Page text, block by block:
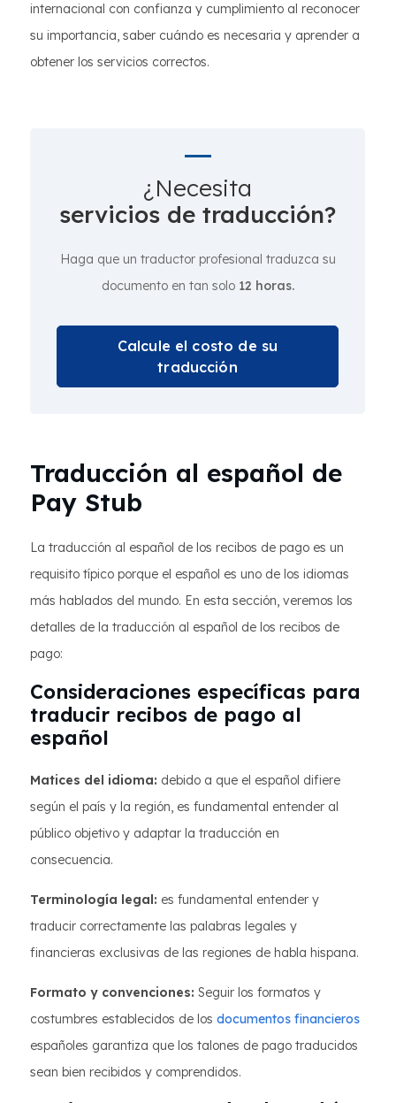
internacional con confianza y cumplimiento al reconocer
su importancia, saber cuándo es necesaria y aprender a
obtener los servicios correctos.
¿Necesita
servicios de traducción?
Haga que un traductor profesional traduzca su
documento en tan solo 12 horas.
Calcule el costo de su
traducción
Traducción al español de
Pay Stub
La traducción al español de los recibos de pago es un
requisito típico porque el español es uno de los idiomas
más hablados del mundo. En esta sección, veremos los
detalles de la traducción al español de los recibos de
pago:
Consideraciones específicas para
traducir recibos de pago al
español
Matices del idioma: debido a que el español difiere
según el país y la región, es fundamental entender al
público objetivo y adaptar la traducción en
consecuencia.
Terminología legal: es fundamental entender y
traducir correctamente las palabras legales y
financieras exclusivas de las regiones de habla hispana.
Formato y convenciones: Seguir los formatos y
costumbres establecidos de los documentos financieros
españoles garantiza que los talones de pago traducidos
sean bien recibidos y comprendidos.